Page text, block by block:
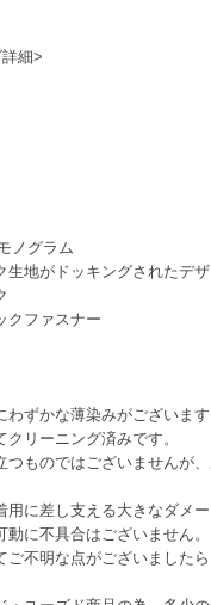
細>
ノグラム
生地がドッキングされたデ
クファスナー
わずかな薄染みがございま
リーニング済みです。
ものではございませんが
用に差し支える大きなダメ
動に不具合はございません。
ご不明な点がございました